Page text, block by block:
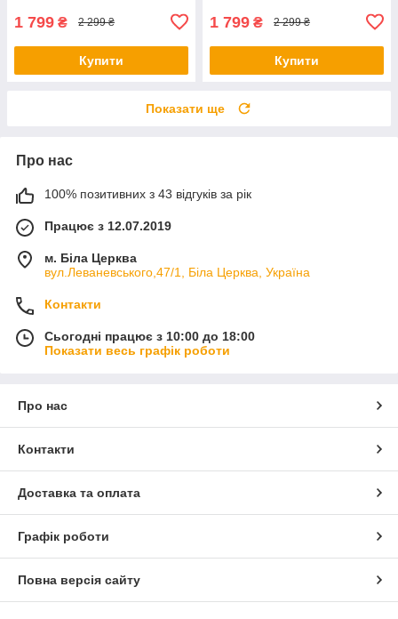
1 799 ₴ 2 299 ₴
Купити
1 799 ₴ 2 299 ₴
Купити
Показати ще
Про нас
100% позитивних з 43 відгуків за рік
Працює з 12.07.2019
м. Біла Церква
вул.Леваневського,47/1, Біла Церква, Україна
Контакти
Сьогодні працює з 10:00 до 18:00
Показати весь графік роботи
Про нас
Контакти
Доставка та оплата
Графік роботи
Повна версія сайту